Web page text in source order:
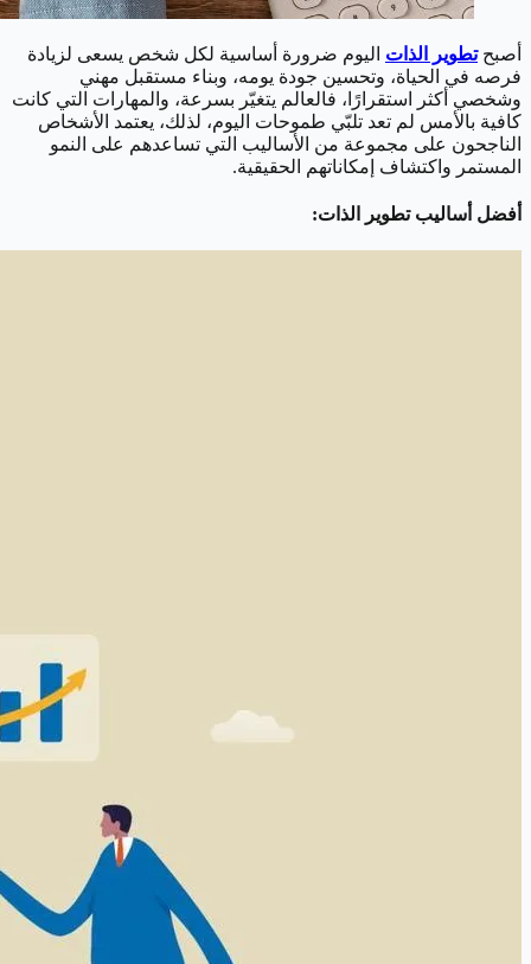
أصبحتطوير الذات اليوم ضرورة أساسية لكل شخص يسعى لزيادة
فرصه في الحياة، وتحسين جودة يومه، وبناء مستقبل مهني
وشخصي أكثر استقرارًا، فالعالم يتغيّر بسرعة، والمهارات التي كانت
كافية بالأمس لم تعد تلبّي طموحات اليوم، لذلك، يعتمد الأشخاص
الناجحون على مجموعة من الأساليب التي تساعدهم على النمو
المستمر واكتشاف إمكاناتهم الحقيقية.
أفضل أساليب تطوير الذات: